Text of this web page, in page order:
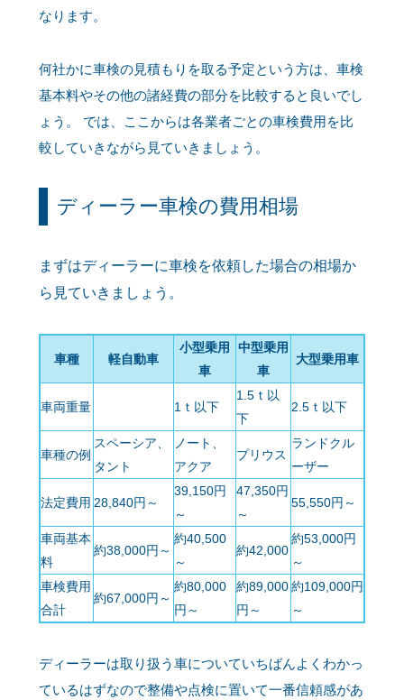
なります。
何社かに車検の見積もりを取る予定という方は、車検
基本料やその他の諸経費の部分を比較すると良いでし
ょう。 では、ここからは各業者ごとの車検費用を比
較していきながら見ていきましょう。
ディーラー車検の費用相場
まずはディーラーに車検を依頼した場合の相場か
ら見ていきましょう。
車種 軽自動車
小型乗用
車
中型乗用
車
大型乗用車
車両重量 1ｔ以下
1.5ｔ以
下
2.5ｔ以下
車種の例
スペーシア、
タント
ノート、
アクア
プリウス
ランドクル
ーザー
法定費用 28,840円～
39,150円
～
47,350円
～
55,550円～
車両基本
料
約38,000円～
約40,500
～
約42,000
約53,000円
～
車検費用
合計
約67,000円～
約80,000
円～
約89,000
円～
約109,000円
～
ディーラーは取り扱う車についていちばんよくわかっ
ているはずなので整備や点検に置いて一番信頼感があ